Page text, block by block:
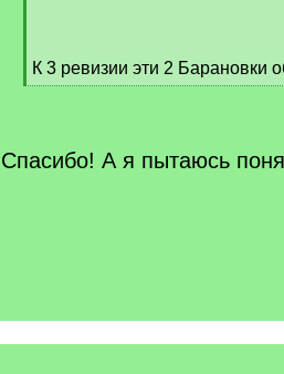
К 3 ревизии эти 2 Барановки
[
Спасибо! А я пытаюсь